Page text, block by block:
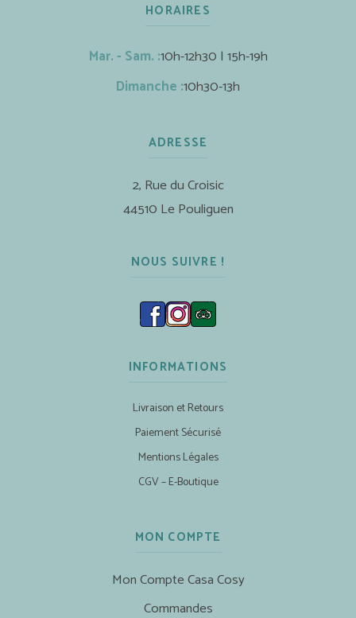
HORAIRES
Mar. - Sam. :10h-12h30 | 15h-19h
Dimanche :10h30-13h
ADRESSE
2, Rue du Croisic
44510 Le Pouliguen
NOUS SUIVRE !
INFORMATIONS
Livraison et Retours
Paiement Sécurisé
Mentions Légales
CGV – E-Boutique
MON COMPTE
Mon Compte Casa Cosy
Commandes